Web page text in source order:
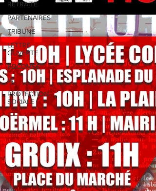
RETRAITE
PARTENAIRES
TRIBUNE
LETTRE
OUVERTE
FOCOM56
IA
PROTECTION
SOCIALE